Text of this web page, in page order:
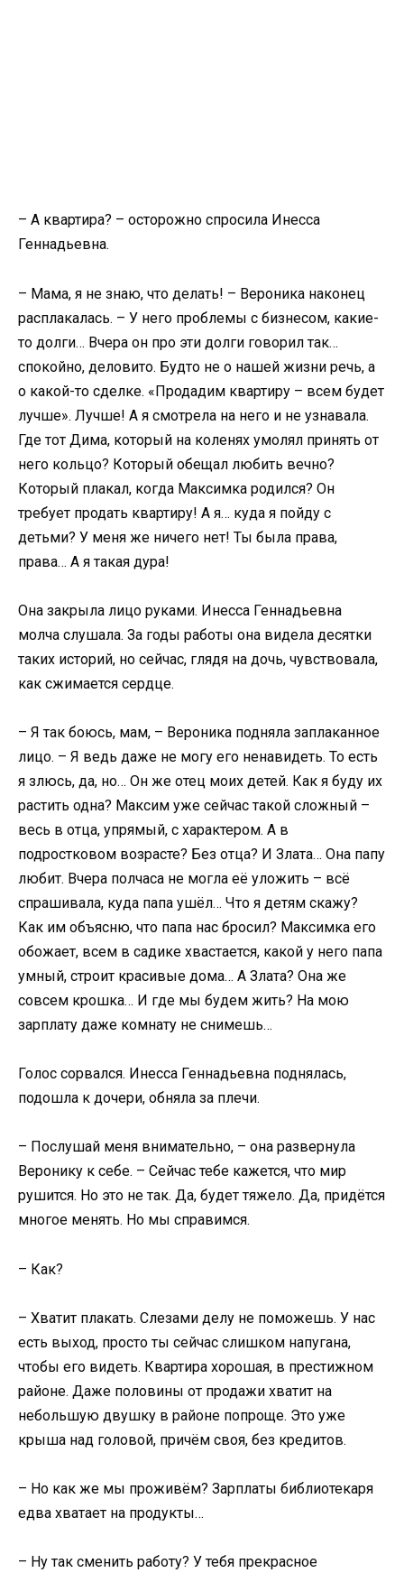
– А квартира? – осторожно спросила Инесса
Геннадьевна.
– Мама, я не знаю, что делать! – Вероника наконец
расплакалась. – У него проблемы с бизнесом, какие-
то долги… Вчера он про эти долги говорил так…
спокойно, деловито. Будто не о нашей жизни речь, а
о какой-то сделке. «Продадим квартиру – всем будет
лучше». Лучше! А я смотрела на него и не узнавала.
Где тот Дима, который на коленях умолял принять от
него кольцо? Который обещал любить вечно?
Который плакал, когда Максимка родился? Он
требует продать квартиру! А я… куда я пойду с
детьми? У меня же ничего нет! Ты была права,
права… А я такая дура!
Она закрыла лицо руками. Инесса Геннадьевна
молча слушала. За годы работы она видела десятки
таких историй, но сейчас, глядя на дочь, чувствовала,
как сжимается сердце.
– Я так боюсь, мам, – Вероника подняла заплаканное
лицо. – Я ведь даже не могу его ненавидеть. То есть
я злюсь, да, но… Он же отец моих детей. Как я буду их
растить одна? Максим уже сейчас такой сложный –
весь в отца, упрямый, с характером. А в
подростковом возрасте? Без отца? И Злата… Она папу
любит. Вчера полчаса не могла её уложить – всё
спрашивала, куда папа ушёл… Что я детям скажу?
Как им объясню, что папа нас бросил? Максимка его
обожает, всем в садике хвастается, какой у него папа
умный, строит красивые дома… А Злата? Она же
совсем крошка… И где мы будем жить? На мою
зарплату даже комнату не снимешь…
Голос сорвался. Инесса Геннадьевна поднялась,
подошла к дочери, обняла за плечи.
– Послушай меня внимательно, – она развернула
Веронику к себе. – Сейчас тебе кажется, что мир
рушится. Но это не так. Да, будет тяжело. Да, придётся
многое менять. Но мы справимся.
– Как?
– Хватит плакать. Слезами делу не поможешь. У нас
есть выход, просто ты сейчас слишком напугана,
чтобы его видеть. Квартира хорошая, в престижном
районе. Даже половины от продажи хватит на
небольшую двушку в районе попроще. Это уже
крыша над головой, причём своя, без кредитов.
– Но как же мы проживём? Зарплаты библиотекаря
едва хватает на продукты…
– Ну так сменить работу? У тебя прекрасное